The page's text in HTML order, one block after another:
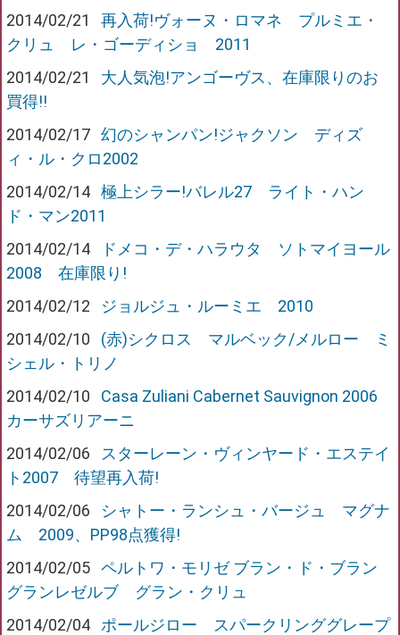
2014/02/21
再入荷!ヴォーヌ・ロマネ プルミエ・
クリュ レ・ゴーディショ 2011
2014/02/21
大人気泡!アンゴーヴス、在庫限りのお
買得!!
2014/02/17 幻のシャンパン!ジャクソン ディズ
ィ・ル・クロ2002
2014/02/14 極上シラー!バレル27 ライト・ハン
ド・マン2011
2014/02/14
ドメコ・デ・ハラウタ ソトマイヨール
2008 在庫限り!
2014/02/12
ジョルジュ・ルーミエ 2010
2014/02/10
(赤)シクロス マルベック/メルロー ミ
シェル・トリノ
2014/02/10
Casa Zuliani Cabernet Sauvignon 2006
カーサズリアーニ
2014/02/06
スターレーン・ヴィンヤード・エステイ
ト2007 待望再入荷!
2014/02/06
シャトー・ランシュ・バージュ マグナ
ム 2009、PP98点獲得!
2014/02/05 ペルトワ・モリゼ ブラン・ド・ブラン
グランレゼルブ グラン・クリュ
2014/02/04
ポールジロー スパークリンググレープ